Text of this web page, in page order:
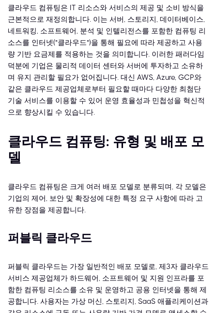
클라우드 컴퓨팅은 IT 리소스와 서비스의 제공 및 소비 방식을
근본적으로 재정의합니다. 이는 서버, 스토리지, 데이터베이스,
네트워킹, 소프트웨어, 분석 및 인텔리전스를 포함한 컴퓨팅 리
소스를 인터넷("클라우드")을 통해 필요에 따라 제공하고 사용
량 기반 요금제를 적용하는 것을 의미합니다. 이러한 패러다임
덕분에 기업은 물리적 데이터 센터와 서버에 투자하고 소유하
며 유지 관리할 필요가 없어집니다. 대신 AWS, Azure, GCP와
같은 클라우드 제공업체로부터 필요할 때마다 다양한 최첨단
기술 서비스를 이용할 수 있어 운영 효율성과 민첩성을 혁신적
으로 향상시킬 수 있습니다.
클라우드 컴퓨팅: 유형 및 배포 모
델
클라우드 컴퓨팅은 크게 여러 배포 모델로 분류되며, 각 모델은
기업의 제어, 보안 및 확장성에 대한 특정 요구 사항에 따라 고
유한 장점을 제공합니다.
퍼블릭 클라우드
퍼블릭 클라우드는 가장 일반적인 배포 모델로, 제3자 클라우드
서비스 제공업체가 하드웨어, 소프트웨어 및 지원 인프라를 포
함한 컴퓨팅 리소스를 소유 및 운영하고 공용 인터넷을 통해 제
공합니다. 사용자는 가상 머신, 스토리지, SaaS 애플리케이션과